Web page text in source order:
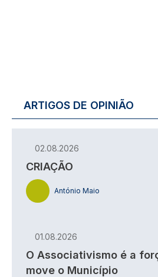
ARTIGOS DE OPINIÃO
02.08.2026
CRIAÇÃO
António Maio
01.08.2026
O Associativismo é a
move o Município